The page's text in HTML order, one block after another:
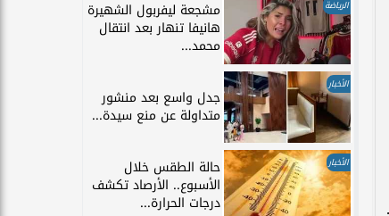
الرياضة مشجعة ليفربول الشهيرة
هانيفا تنهار بعد انتقال
محمد...
الأخبار
جدل واسع بعد منشور
متداولة عن منع سيدة...
الأخبار حالة الطقس خلال
الأسبوع.. الأرصاد تكشف
درجات الحرارة...